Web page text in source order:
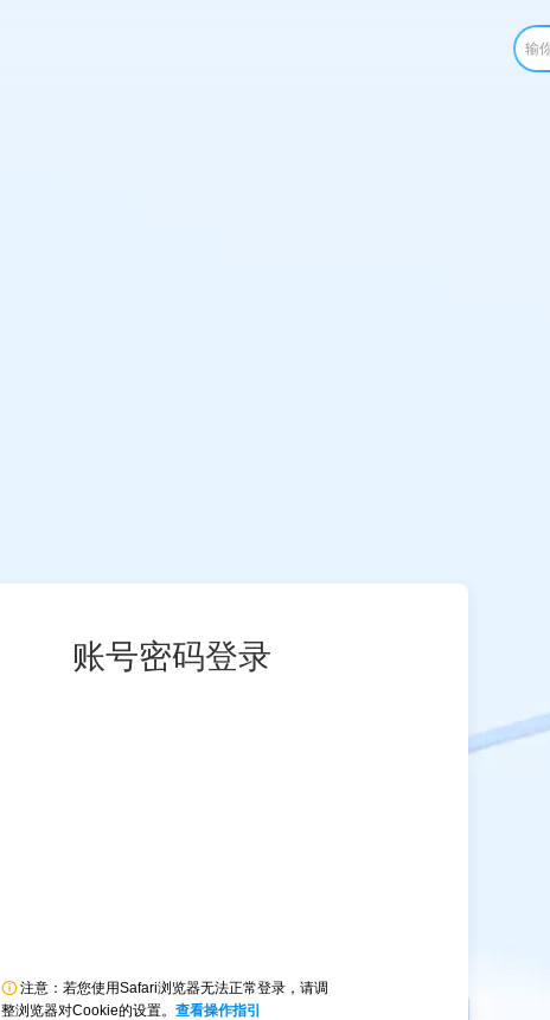
账号密码登录
注意：若您使用Safari浏览器无法正常登录，请调
整浏览器对Cookie的设置。查看操作指引